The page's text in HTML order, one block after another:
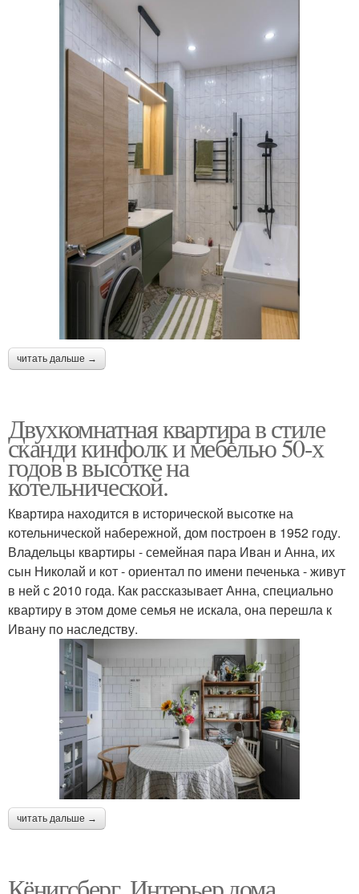
читать дальше →
Двухкомнатная квартира в стиле
сканди кинфолк и мебелью 50-х
годов в высотке на
котельнической.
Квартира находится в исторической высотке на
котельнической набережной, дом построен в 1952 году.
Владельцы квартиры - семейная пара Иван и Анна, их
сын Николай и кот - ориентал по имени печенька - живут
в ней с 2010 года. Как рассказывает Анна, специально
квартиру в этом доме семья не искала, она перешла к
Ивану по наследству.
читать дальше →